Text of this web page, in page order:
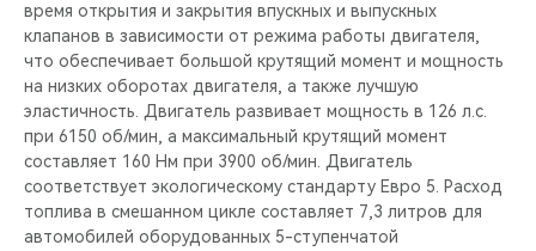
время открытия и закрытия впускных и выпускных
клапанов в зависимости от режима работы двигателя,
что обеспечивает большой крутящий момент и мощность
на низких оборотах двигателя, а также лучшую
эластичность. Двигатель развивает мощность в 126 л.с.
при 6150 об/мин, а максимальный крутящий момент
составляет 160 Нм при 3900 об/мин. Двигатель
соответствует экологическому стандарту Евро 5. Расход
топлива в смешанном цикле составляет 7,3 литров для
автомобилей оборудованных 5-ступенчатой